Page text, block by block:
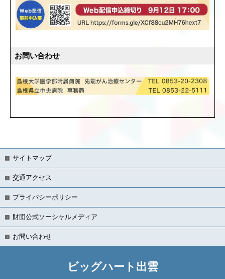
お問い合わせ
サイトマップ
交通アクセス
プライバシーポリシー
財団公式ソーシャルメディア
お問い合わせ
ビッグハート出雲